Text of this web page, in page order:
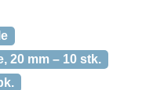
20 mm – 10 stk.